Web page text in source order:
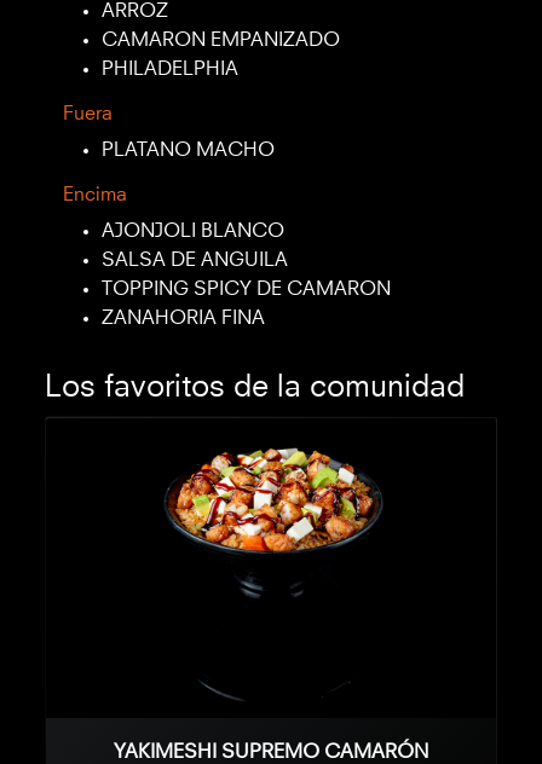
ARROZ
CAMARON EMPANIZADO
PHILADELPHIA
Fuera
PLATANO MACHO
Encima
AJONJOLI BLANCO
SALSA DE ANGUILA
TOPPING SPICY DE CAMARON
ZANAHORIA FINA
Los favoritos de la comunidad
YAKIMESHI SUPREMO CAMARÓN